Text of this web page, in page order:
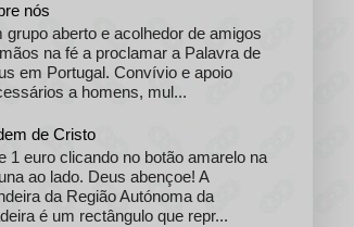
nós
grupo aberto e acolhedor de amigos
na fé a proclamar a Palavra de
em Portugal. Convívio e apoio
a homens, mul...
de Cristo
1 euro clicando no botão amarelo na
ao lado. Deus abençoe! A
da Região Autónoma da
é um rectângulo que repr...